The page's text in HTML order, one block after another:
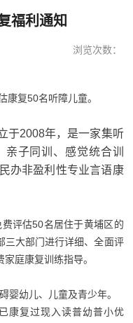
福利通知
浏览次数：
康复50名听障儿童。
于2008年，是一家集听
亲子同训、感觉统合训
办非盈利性专业言语康
估50名居住于黄埔区的
三大部门进行详细、全面评
庭康复训练指导。
婴幼儿、儿童及青少年。
康复过现入读普幼普小优